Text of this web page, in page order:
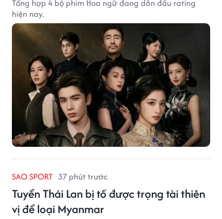
Tổng hợp 4 bộ phim Hoa ngữ đang dẫn đầu rating
hiện nay.
SAO SPORT 37 phút trước
Tuyển Thái Lan bị tố được trọng tài thiên
vị để loại Myanmar